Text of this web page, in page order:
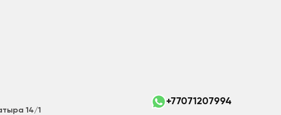
14/1
+77071207994